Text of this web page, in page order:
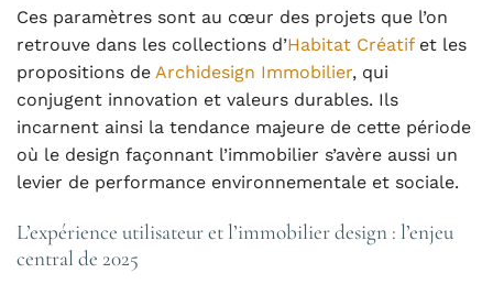
Ces paramètres sont au cœur des projets que l’on
retrouve dans les collections d’Habitat Créatifet les
propositions de Archidesign Immobilier, qui
conjugent innovation et valeurs durables. Ils
incarnent ainsi la tendance majeure de cette période
où le design façonnant l’immobilier s’avère aussi un
levier de performance environnementale et sociale.
L’expérience utilisateur et l’immobilier design : l’enjeu
central de 2025